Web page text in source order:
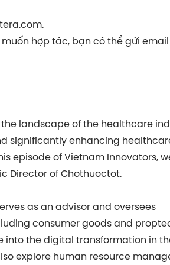
hợp tác, bạn có thể gửi
landscape of the healthcare
significantly enhancing
episode of Vietnam Innovators,
Director of Chothuoctot.
as an advisor and oversees
consumer goods and
into the digital transformation in
explore human resource